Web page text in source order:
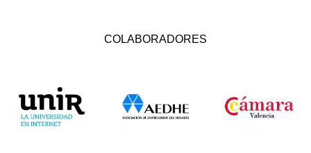
COLABORADORES